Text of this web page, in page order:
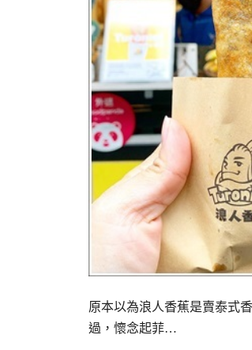
原本以為浪人香蕉是賣泰式
過，懷念起菲…